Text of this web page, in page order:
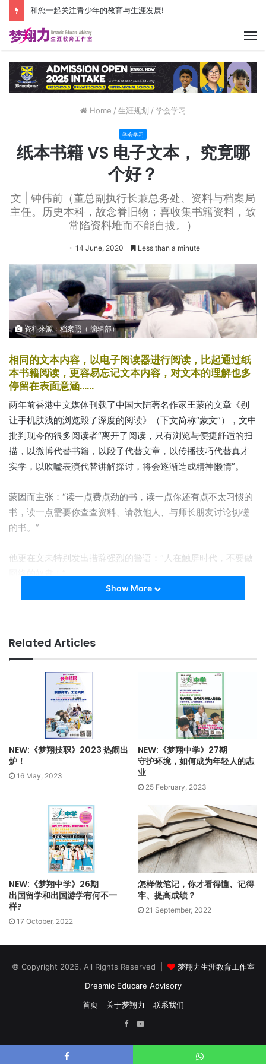
和您一起关注青少年的教育与生涯发展!
Home / 生涯规划 / 学会学习
学会学习
纸本书籍 VS 电子文本， 究竟哪
个好？
文 | 钟伟前（董总副执行长兼总务处、资料与档案局
主任。历史本科，故念眷旧物；喜收集书籍资料，致
常陷资料堆而不能自拔。）
14 June, 2020 Less than a minute
资料来源：档案照（ 编辑部）
相同的文本内容，以电子阅读器进行阅读，比起通过纸
本书籍阅读，更容易忘记文本内容，对文本的理解也多
停留在表面意涵……
两年前香港中文媒体刊载了中国大陆著名作家王蒙的文章《别
让手机肤浅的浏览毁了深度的阅读》（下文简称“蒙文”），文中
批判现今的很多阅读者“离开了阅读，只有浏览与便捷舒适的扫
描，以微博代替书籍，以段子代替文章，以传播技巧代替真才
实学，以吹嘘表演代替讲解探讨，将会逐渐造成精神懒惰”。
蒙因而主张：“读一点费点劲的书，读一点你还有点不太习惯的
书，读一点需要你查查资料、请教他人、与师长朋友讨论切磋
的书。”
他更在文未特别发出措辞强烈的警语：“人在触屏时代，不要做
网络的奴隶！”
这篇文章因为出自王蒙手笔，内容又戳中了时下人们阅读习性
阅读纸本书籍，产生更深刻记忆
于阅读，如以不同的载体“传统纸本”书籍与“电子介质”文本来进
行阅读，两者所带来的阅读习惯、效能、情感投入、认知等方
面的影响与效果其实各有所异，针对此，目前出现了各种意见
相左、对峙或调和等不一的声音。
据了解，已有许多研究表明，相同的文本内容，以电子阅读器
进行阅读，比起通过纸本书籍阅读，更容易忘记文本内容，对
文本的理解也多停留在表面意涵。
有关这方面的研究，尤以挪威Stavanger大学的心理学家Anne
Mangen教授2013年发表于《国际教育研究期刊》
（International Journal of Educational Research）中有关＂
比较纸本与电子萤幕阅读线性文本：对阅读的影响＂（Reading
linear texts on paper versus computer screen: Effects on
reading comprehension）的论文最具说服力。
这篇论文以一系列的实例，如通过50 个资质相近的读者，分成
两组各25人，一组以纸本书籍、一组则以电子阅读器，阅读数
等问题的测试，从中得出：以电子阅读器阅读的组别相对以纸
本书籍阅读的组别，在描述文本的时间线索方面（整体结构、
人物关系、情节发展等）出现明显的劣势。
增减厚度，给了阅读者实质而真实的阅读追逐感。
Show More
Related Articles
NEW:《梦翔技职》2023 热闹出
炉！
16 May, 2023
NEW:《梦翔中学》27期
守护环境，如何成为年轻人的志
业
25 February, 2023
NEW:《梦翔中学》26期
出国留学和出国游学有何不一
样?
17 October, 2022
怎样做笔记，你才看得懂、记得
牢、提高成绩？
21 September, 2022
© Copyright 2026, All Rights Reserved |
梦翔力生涯教育工作室
Dreamic Educare Advisory
首页
关于梦翔力
联系我们
Facebook
YouTube